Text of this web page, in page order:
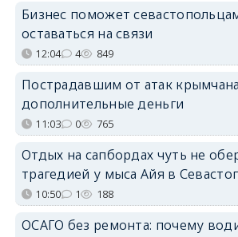
Бизнес поможет
оставаться на связи
12:04 4 849
Пострадавшим от атак
дополнительные деньги
11:03 0 765
Отдых на сапбордах чуть не
трагедией у мыса Айя в
10:50 1 188
ОСАГО без ремонта: почему